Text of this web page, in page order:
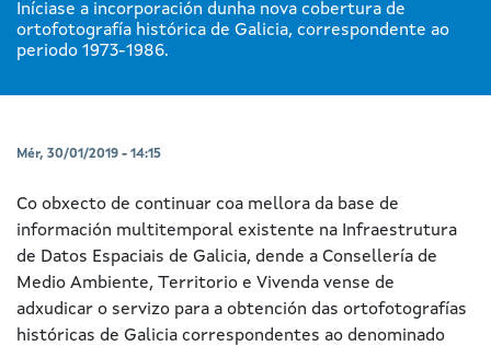
Iníciase a incorporación dunha nova cobertura de
ortofotografía histórica de Galicia, correspondente ao
periodo 1973-1986.
Mér, 30/01/2019 - 14:15
Co obxecto de continuar coa mellora da base de
información multitemporal existente na Infraestrutura
de Datos Espaciais de Galicia, dende a Consellería de
Medio Ambiente, Territorio e Vivenda vense de
adxudicar o servizo para a obtención das ortofotografías
históricas de Galicia correspondentes ao denominado